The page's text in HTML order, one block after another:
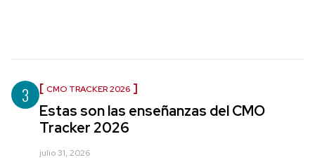
3 CMO TRACKER 2026
Estas son las enseñanzas del CMO
Tracker 2026
julio 31, 2026